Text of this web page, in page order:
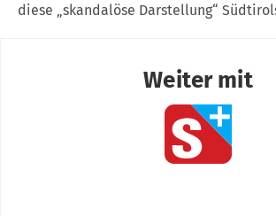
diese „skandalöse Darstellung“